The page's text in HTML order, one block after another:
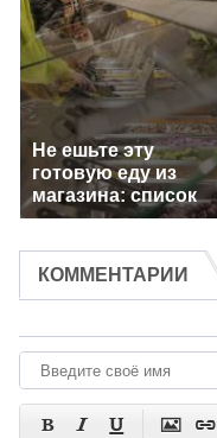
Не ешьте эту
готовую еду из
магазина: список
КОММЕНТАРИИ
    